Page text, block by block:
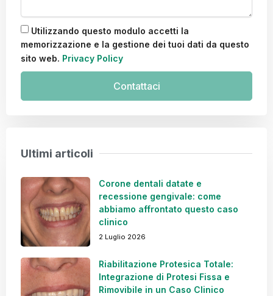
Utilizzando questo modulo accetti la
memorizzazione e la gestione dei tuoi dati da questo
sito web. Privacy Policy
Contattaci
Ultimi articoli
Corone dentali datate e
recessione gengivale: come
abbiamo affrontato questo caso
clinico
2 Luglio 2026
Riabilitazione Protesica Totale:
Integrazione di Protesi Fissa e
Rimovibile in un Caso Clinico